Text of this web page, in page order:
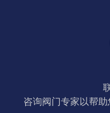
咨询阀门专家以帮助